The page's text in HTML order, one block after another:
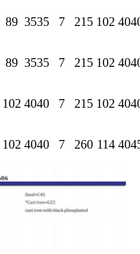
89 3535 7 215 102
89 3535 7 215 102
102 4040 7 215 102
102 4040 7 260 114